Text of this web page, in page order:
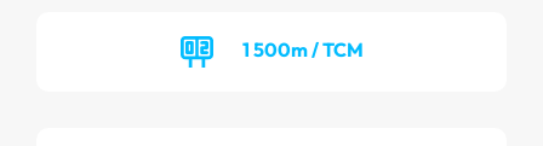
1 500m / TCM